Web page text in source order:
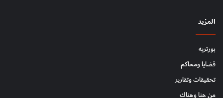
المزيد
بورتريه
قضايا ومحاكم
تحقيقات وتقارير
من هنا وهناك